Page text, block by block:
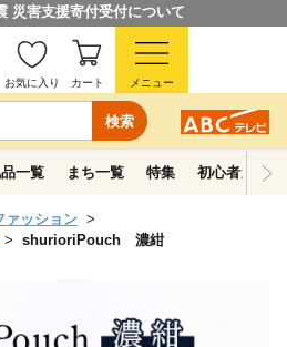
災害支援寄付受付について
検索
お気に入り カート メニュー
一覧 まち一覧 特集 初心者ガイド
ァッション
shurioriPouch 濃紺